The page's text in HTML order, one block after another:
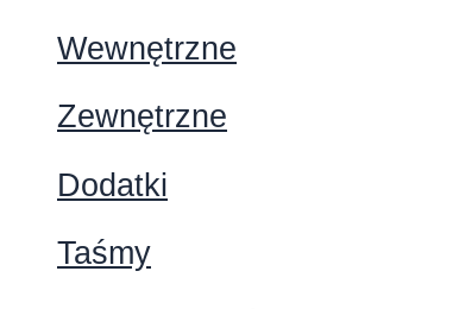
Wewnętrzne
Zewnętrzne
Dodatki
Taśmy